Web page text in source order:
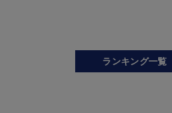
ランキング一覧